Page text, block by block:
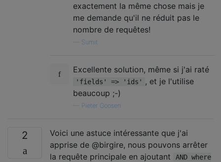
exactement la même chose mais je
me demande qu'il ne réduit pas le
nombre de requêtes!
Sumit
Excellente solution, même si j'ai raté
'fields' => 'ids'
, et je l'utilise
beaucoup ;-)
Pieter Goosen
2
Voici une astuce intéressante que j'ai
apprise de @birgire, nous pouvons arrêter
la requête principale en ajoutant
AND where